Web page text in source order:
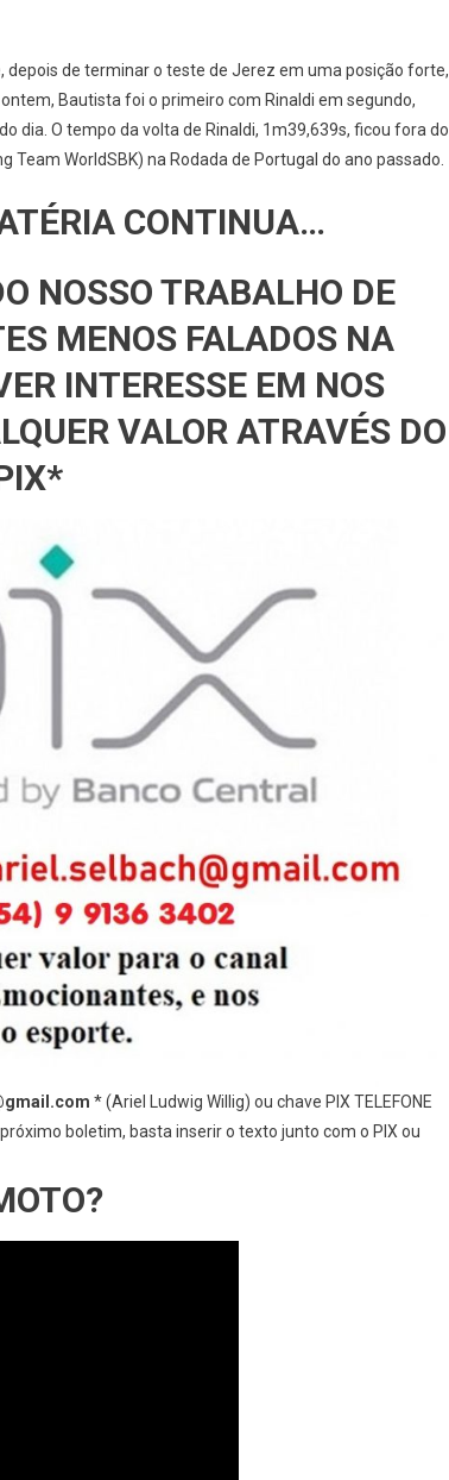
depois de terminar o teste de Jerez em uma posição forte,
Bautista foi o primeiro com Rinaldi em segundo,
dia. O tempo da volta de Rinaldi, 1m39,639s, ficou fora do
WorldSBK) na Rodada de Portugal do ano passado.
CONTINUA…
NOSSO TRABALHO DE
MENOS FALADOS NA
INTERESSE EM NOS
VALOR ATRAVÉS DO
* (Ariel Ludwig Willig) ou chave PIX TELEFONE
boletim, basta inserir o texto junto com o PIX ou